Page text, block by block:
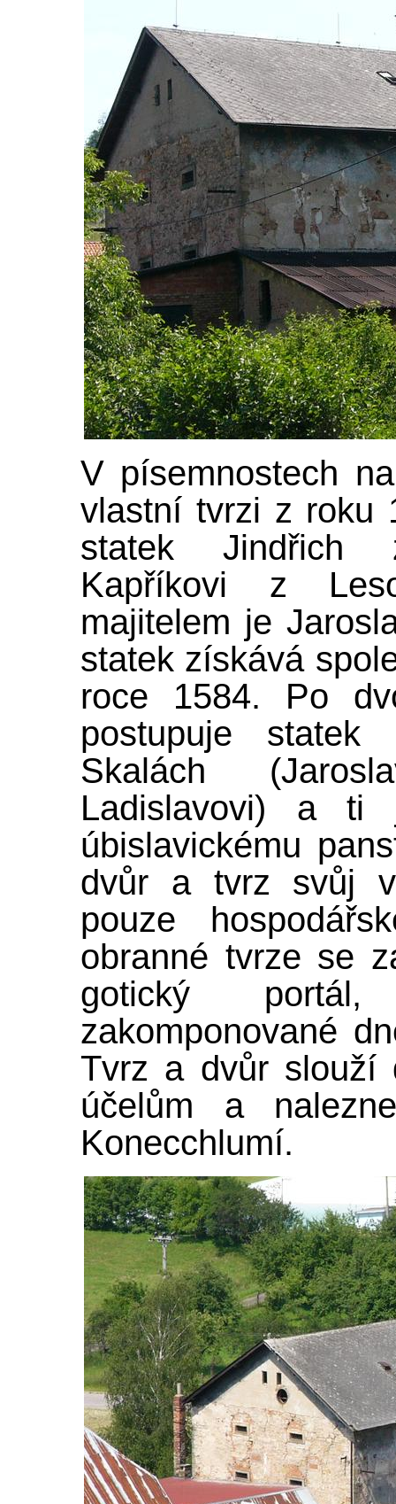
V písemnostech
vlastní tvrzi z roku
statek Jindřich
Kapříkovi z
majitelem je
statek získává
roce 1584. Po
postupuje statek
Skalách
Ladislavovi) a ti
úbislavickému
dvůr a tvrz svůj
pouze
obranné tvrze se
gotický
zakomponované
Tvrz a dvůr slouží
účelům a
Konecchlumí.